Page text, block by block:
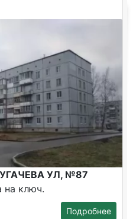
УЛ, №87
на ключ.
Подробнее